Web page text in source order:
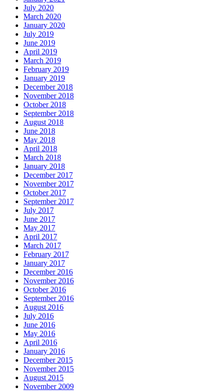
July 2020
March 2020
January 2020
July 2019
June 2019
April 2019
March 2019
February 2019
January 2019
December 2018
November 2018
October 2018
September 2018
August 2018
June 2018
May 2018
April 2018
March 2018
January 2018
December 2017
November 2017
October 2017
September 2017
July 2017
June 2017
May 2017
April 2017
March 2017
February 2017
January 2017
December 2016
November 2016
October 2016
September 2016
August 2016
July 2016
June 2016
May 2016
April 2016
January 2016
December 2015
November 2015
August 2015
November 2009